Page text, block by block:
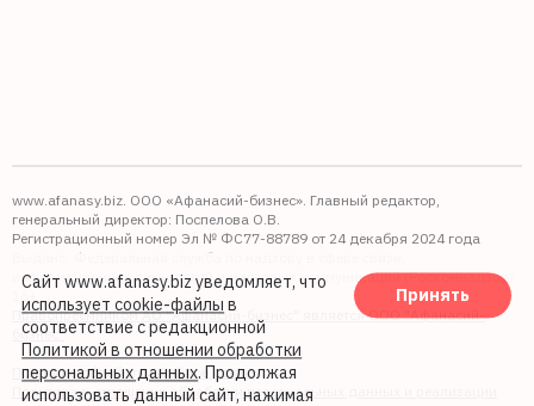
www.afanasy.biz. ООО «Афанасий-бизнес». Главный редактор,
генеральный директор: Поспелова О.В.
Регистрационный номер Эл № ФС77-88789 от 24 декабря 2024 года
Выдано: Федеральная служба по надзору в сфере связи,
информационных технологий и массовых коммуникаций (Роскомнадзор).
Правопреемником АО "Афанасий-бизнес" является ООО "Афанасий-
бизнес"
Политика обработки файлов cookie
Политика в отношении обработки персональных данных и реализации
Сайт www.afanasy.biz уведомляет, что
использует cookie-файлы в
соответствие с редакционной
Политикой в отношении обработки
персональных данных. Продолжая
использовать данный сайт, нажимая
Принять